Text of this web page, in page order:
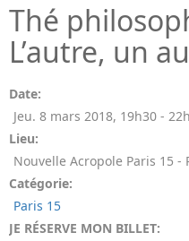
Thé
L’autre, un
Date:
Jeu. 8 mars 2018, 19h30 -
Lieu:
Nouvelle Acropole Paris 15 -
Catégorie:
Paris 15
JE RÉSERVE MON BILLET: